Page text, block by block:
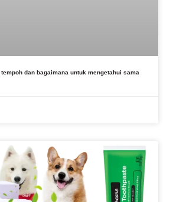
dan bagaimana untuk mengetahui sama